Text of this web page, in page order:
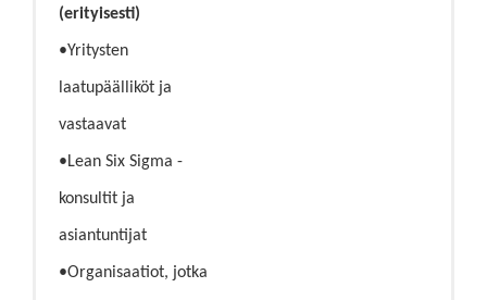
(erityisesti)
•Yritysten
laatupäälliköt ja
vastaavat
•Lean Six Sigma -
konsultit ja
asiantuntijat
•Organisaatiot, jotka